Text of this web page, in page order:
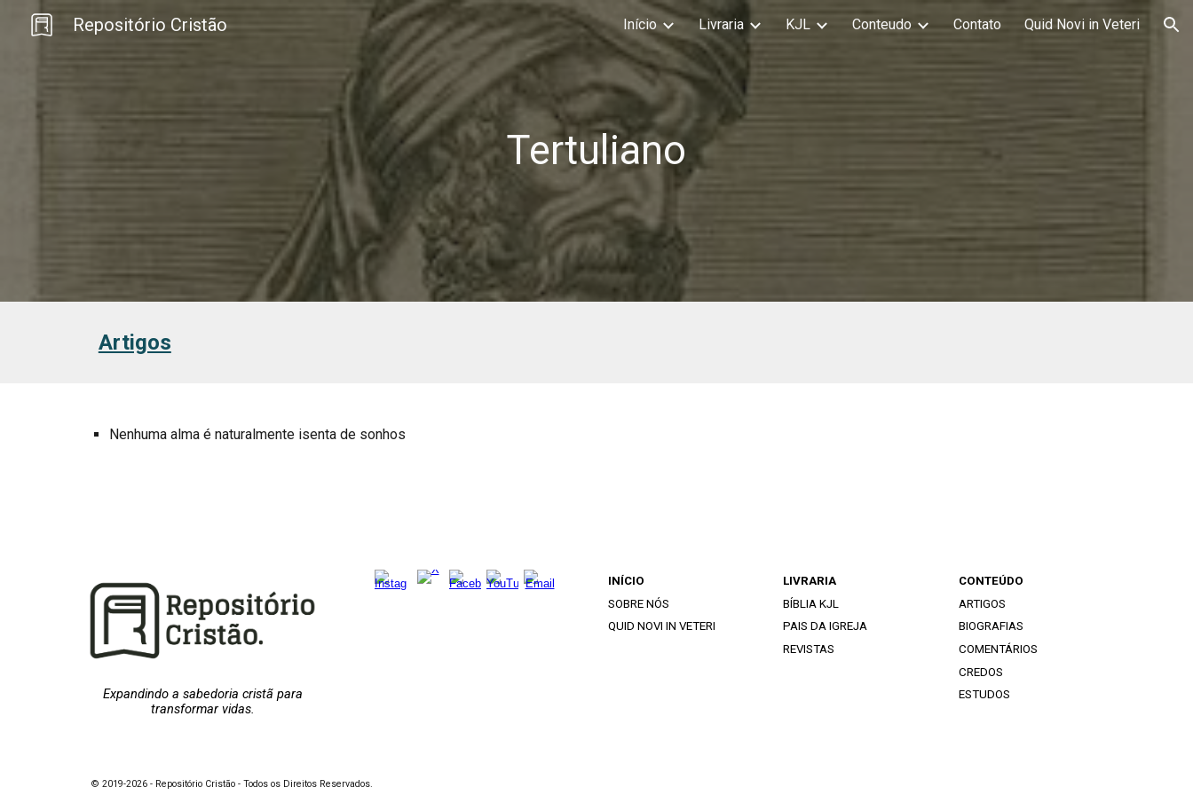
Skip to main content Skip to navigation
Repositório Cristão Início Livraria KJL Conteudo Contato Quid Novi in Veteri
Tertuliano
Artigos
Nenhuma alma é naturalmente isenta de sonhos
Expandindo a sabedoria cristã para
transformar vidas.
INÍCIO
SOBRE NÓS
QUID NOVI IN VETERI
LIVRARIA
BÍBLIA KJL
PAIS DA IGREJA
REVISTAS
CONTEÚDO
ARTIGOS
BIOGRAFIAS
COMENTÁRIOS
CREDOS
ESTUDOS
© 2019-2026 - Repositório Cristão - Todos os Direitos Reservados.